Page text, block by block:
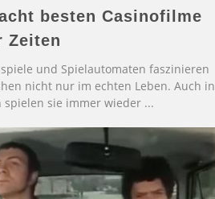
besten Casinofilme
Zeiten
und Spielautomaten faszinieren
nicht nur im echten Leben. Auch in
spielen sie immer wieder ...